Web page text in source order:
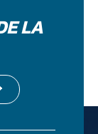
LA